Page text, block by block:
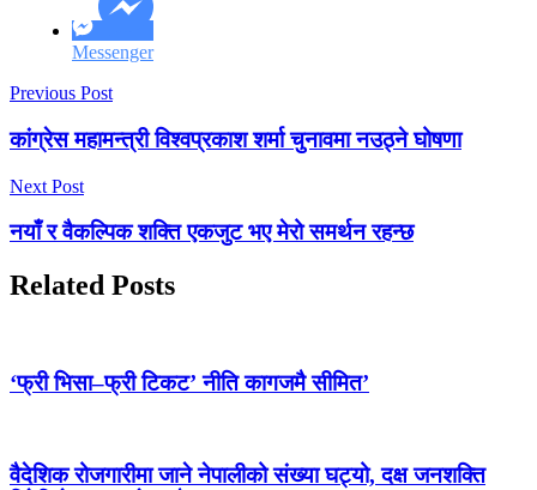
Messenger
Previous Post
कांग्रेस महामन्त्री विश्वप्रकाश शर्मा चुनावमा नउठ्ने घोषणा
Next Post
नयाँ र वैकल्पिक शक्ति एकजुट भए मेरो समर्थन रहन्छ
Related Posts
‘फ्री भिसा–फ्री टिकट’ नीति कागजमै सीमित’
वैदेशिक रोजगारीमा जाने नेपालीको संख्या घट्यो, दक्ष जनशक्ति